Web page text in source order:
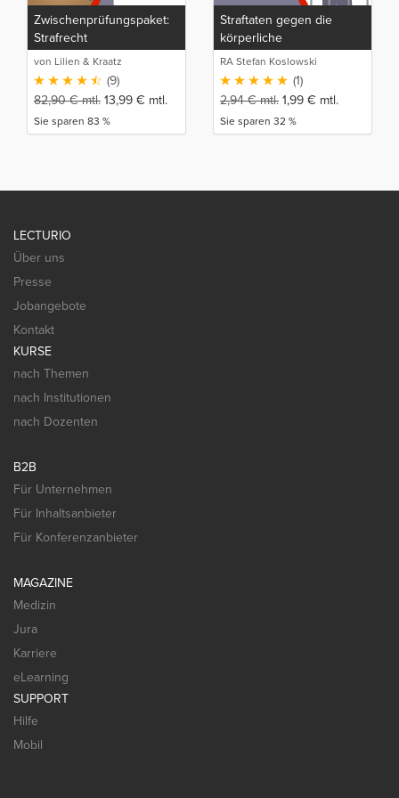
Zwischenprüfungspaket:
Strafrecht
von Lilien & Kraatz
(9)
82,90€mtl. 13,99 € mtl.
Sie sparen 83 %
Straftaten gegen die
körperliche
Unversehrtheit
RA Stefan Koslowski
(1)
2,94€mtl. 1,99 € mtl.
Sie sparen 32 %
LECTURIO
Über uns
Presse
Jobangebote
Kontakt
KURSE
nach Themen
nach Institutionen
nach Dozenten
B2B
Für Unternehmen
Für Inhaltsanbieter
Für Konferenzanbieter
MAGAZINE
Medizin
Jura
Karriere
eLearning
SUPPORT
Hilfe
Mobil